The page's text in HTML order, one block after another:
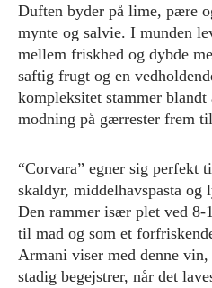
Duften byder på lime, pære
mynte og salvie. I munden
mellem friskhed og dybde
saftig frugt og en
kompleksitet stammer
modning på gærrester frem
“Corvara” egner sig perfekt
skaldyr, middelhavspasta og
Den rammer især plet ved 8-
til mad og som et
Armani viser med denne
stadig begejstrer, når det